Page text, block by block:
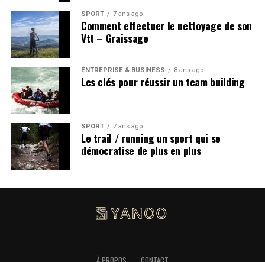
SPORT 7 ans ago
Comment effectuer le nettoyage de son
Vtt – Graissage
ENTREPRISE & BUSINESS 8 ans ago
Les clés pour réussir un team building
SPORT 7 ans ago
Le trail / running un sport qui se
démocratise de plus en plus